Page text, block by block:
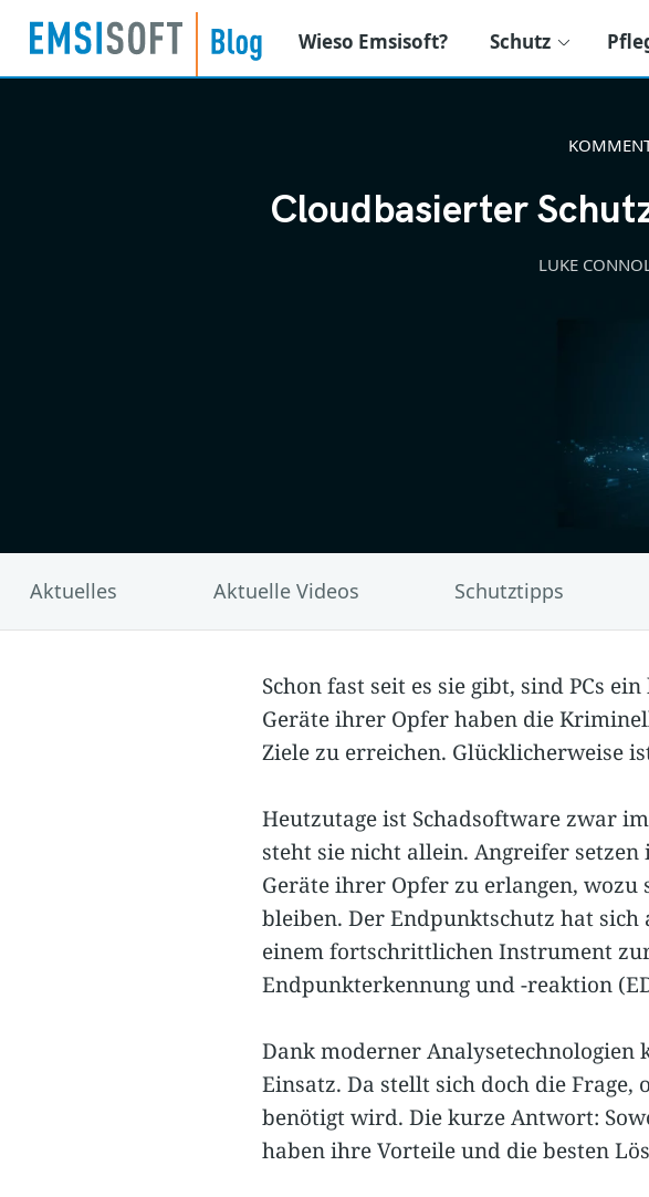
Wieso Emsisoft? Schutz
Cloudbasierter
LUKE
Aktuelles Aktuelle Videos Schutztipps
Schon fast seit es sie gibt, sind PCs
Geräte ihrer Opfer haben die
Ziele zu erreichen. Glücklicherweise
Heutzutage ist Schadsoftware zwar
steht sie nicht allein. Angreifer
Geräte ihrer Opfer zu erlangen,
bleiben. Der Endpunktschutz hat
einem fortschrittlichen Instrument
Endpunkterkennung und -reaktion
Dank moderner
Einsatz. Da stellt sich doch die
benötigt wird. Die kurze Antwort:
haben ihre Vorteile und die besten